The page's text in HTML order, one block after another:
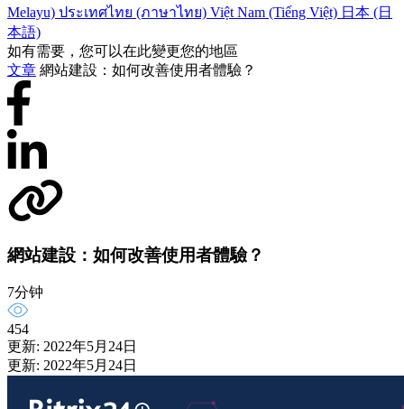
Melayu) ประเทศไทย (ภาษาไทย) Việt Nam (Tiếng Việt) 日本 (日
本語)
如有需要，您可以在此變更您的地區
文章 網站建設：如何改善使用者體驗？
網站建設：如何改善使用者體驗？
7分钟
454
更新: 2022年5月24日
更新: 2022年5月24日